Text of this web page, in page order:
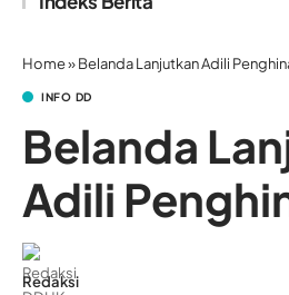
Home»Belanda Lanjutkan Adili
INFO DD
Belanda
Adili
Redaksi